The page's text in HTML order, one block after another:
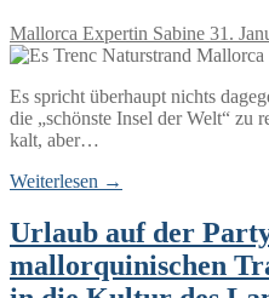
Mallorca Expertin Sabine 31.
Es spricht überhaupt nichts
die „schönste Insel der Welt“ zu
kalt, aber…
Weiterlesen →
Urlaub auf der
mallorquinischen